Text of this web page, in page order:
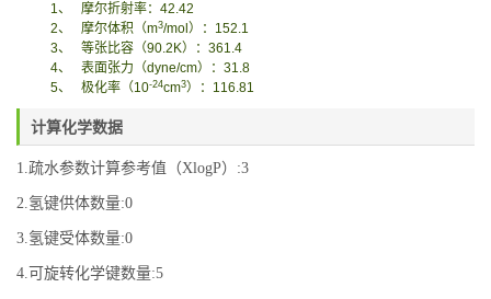
1、 摩尔折射率： 42.42
2、 摩尔体积（m3/mol ） ： 152.1
3、 等张比容（90.2K）： 361.4
4、 表面张力 （dyne/cm） ： 31.8
5、 极化率（10-24cm3） ： 116.81
计算化学数据
1.疏水参数计算参考值（XlogP）:3
2.氢键供体数量:0
3.氢键受体数量:0
4.可旋转化学键数量:5